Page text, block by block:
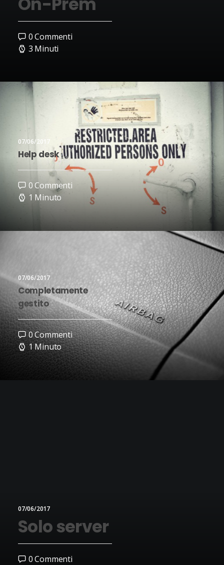
0 Commenti
3 Minuti
07/06/2017
Help desk
0 Commenti
1 Minuto
07/06/2017
Completamente
gestito
0 Commenti
1 Minuto
07/06/2017
Solo server
0 Commenti